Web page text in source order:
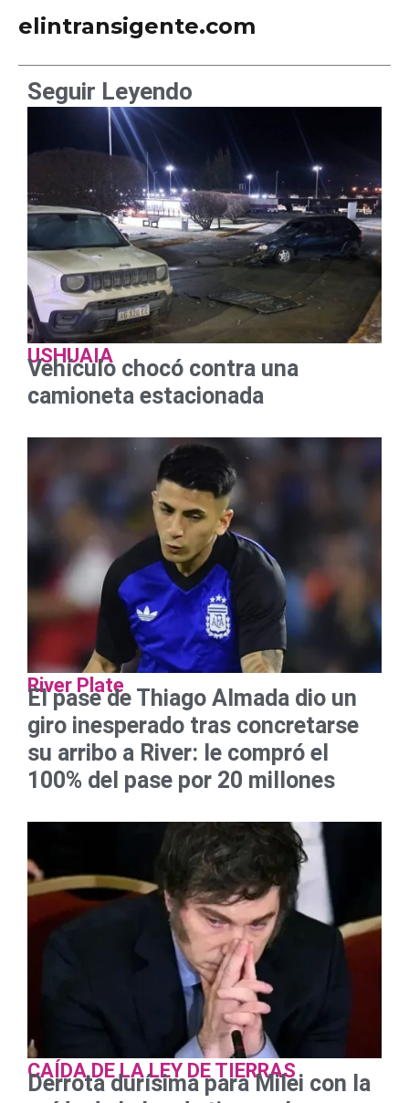
elintransigente.com
Seguir Leyendo
USHUAIA
Vehículo chocó contra una
camioneta estacionada
River Plate
El pase de Thiago Almada dio un
giro inesperado tras concretarse
su arribo a River: le compró el
100% del pase por 20 millones
CAÍDA DE LA LEY DE TIERRAS
Derrota durísima para Milei con la